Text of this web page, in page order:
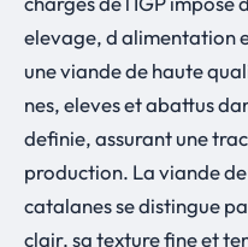
elevage, d alimentation
une viande de haute
nes, eleves et abattus
definie, assurant une
production. La viande de
catalanes se distingue
clair, sa texture fine et